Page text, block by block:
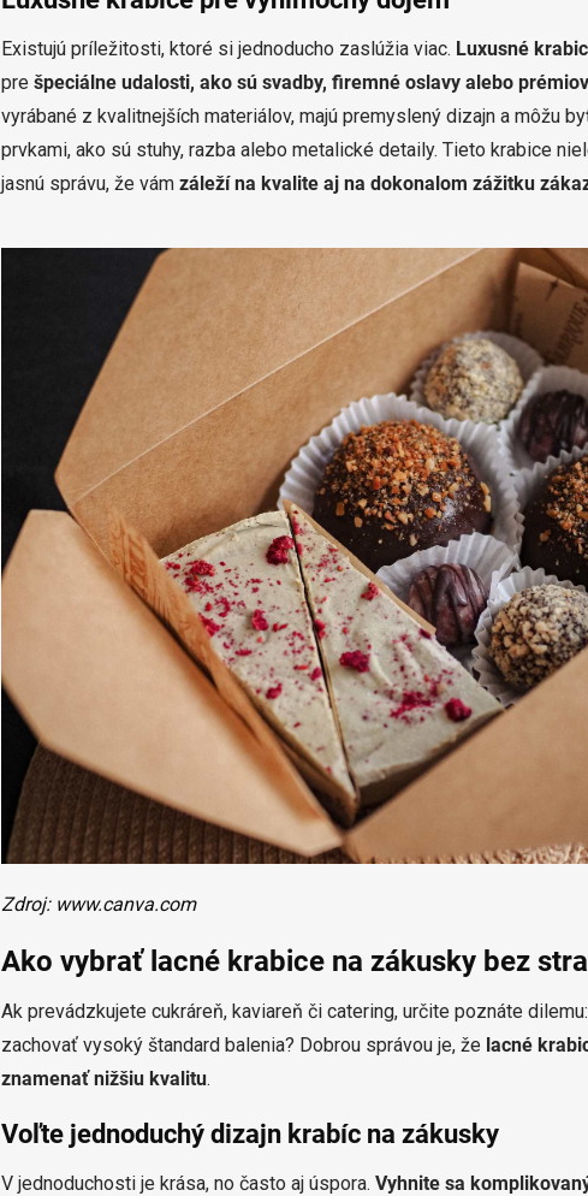
Existujú príležitosti, ktoré si jednoducho zaslúžia viac. Luxusné
pre špeciálne udalosti, ako sú svadby, firemné oslavy alebo
vyrábané z kvalitnejších materiálov, majú premyslený dizajn a môžu
prvkami, ako sú stuhy, razba alebo metalické detaily. Tieto krabice
jasnú správu, že vám záleží na kvalite aj na dokonalom zážitku
Zdroj: www.canva.com
Ako vybrať lacné krabice na zákusky bez
Ak prevádzkujete cukráreň, kaviareň či catering, určite poznáte dilemu:
zachovať vysoký štandard balenia? Dobrou správou je, že lacné
znamenať nižšiu kvalitu.
Voľte jednoduchý dizajn krabíc na zákusky
V jednoduchosti je krása, no často aj úspora. Vyhnite sa